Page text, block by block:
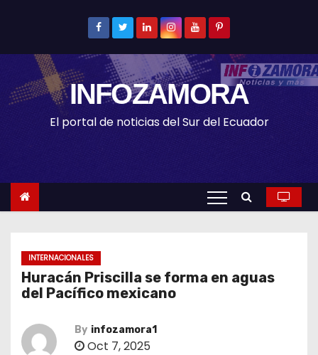
t
e
INFOZAMORA
El portal de noticias del Sur del Ecuador
INTERNACIONALES
Huracán Priscilla se forma en aguas
del Pacífico mexicano
By infozamora1
Oct 7, 2025